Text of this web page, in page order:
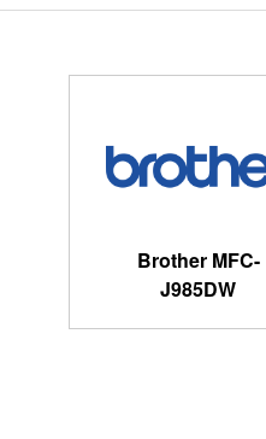
Brother MFC-
J985DW